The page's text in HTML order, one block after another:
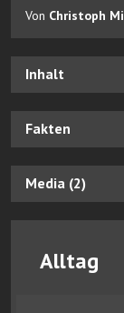
Von Christoph
Inhalt
Fakten
Media (2)
Alltag